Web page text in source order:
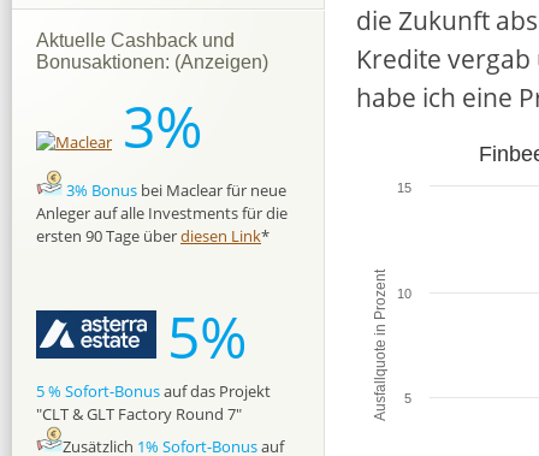
die Zukunft
Kredite
habe ich eine
Ausfallquote in Prozent 10
5
15
Aktuelle Cashback und
Bonusaktionen: (Anzeigen)
3%
3% Bonus bei Maclear für neue
Anleger auf alle Investments für die
ersten 90 Tage überdiesen Link*
5%
5 % Sofort-Bonusauf das Projekt
"CLT & GLT Factory Round 7"
Zusätzlich 1% Sofort-Bonusauf